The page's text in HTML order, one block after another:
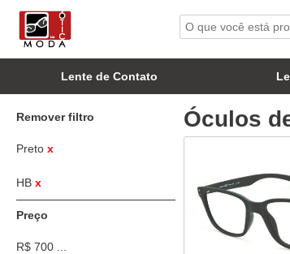
Lente de Contato
Remover filtro
Preto x
HB x
Preço
R$ 700 ...
Óculos